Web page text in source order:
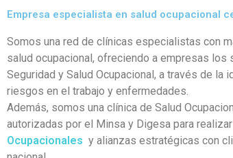
Empresa especialista en salud ocupacional
Somos una red de clínicas especialistas con
salud ocupacional, ofreciendo a empresas los
Seguridad y Salud Ocupacional, a través de la
riesgos en el trabajo y enfermedades.
Además, somos una clínica de Salud
autorizadas por el Minsa y Digesa para realizar
Ocupacionales y alianzas estratégicas con